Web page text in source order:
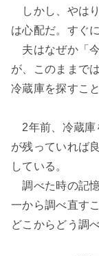
しかし、やは
は心配だ。すぐ
夫はなぜか「
が、このままで
冷蔵庫を探すこ
2年前、冷蔵庫
が残っていれば
している。
調べた時の記
一から調べ直す
どこからどう調